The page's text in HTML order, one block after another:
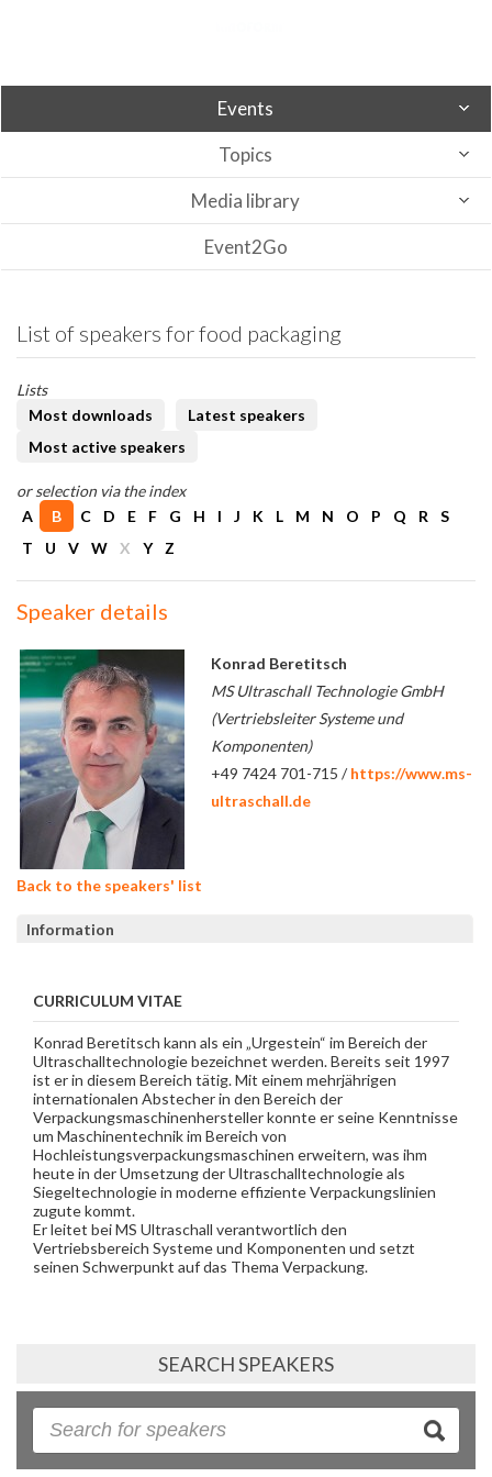
Events
Topics
Media library
Event2Go
List of speakers for food packaging
Lists
Most downloads
Latest speakers
Most active speakers
or selection via the index
A
B C D E F G H I J K L M N O P Q R
S
T
U V W X Y Z
Speaker details
Konrad Beretitsch
MS Ultraschall Technologie GmbH
(Vertriebsleiter Systeme und
Komponenten)
+49 7424 701-715 / https://www.ms-
ultraschall.de
Back to the speakers' list
Information
CURRICULUM VITAE
Konrad Beretitsch kann als ein „Urgestein“ im Bereich der
Ultraschalltechnologie bezeichnet werden. Bereits seit 1997
ist er in diesem Bereich tätig. Mit einem mehrjährigen
internationalen Abstecher in den Bereich der
Verpackungsmaschinenhersteller konnte er seine Kenntnisse
um Maschinentechnik im Bereich von
Hochleistungsverpackungsmaschinen erweitern, was ihm
heute in der Umsetzung der Ultraschalltechnologie als
Siegeltechnologie in moderne effiziente Verpackungslinien
zugute kommt.
Er leitet bei MS Ultraschall verantwortlich den
Vertriebsbereich Systeme und Komponenten und setzt
seinen Schwerpunkt auf das Thema Verpackung.
SEARCH SPEAKERS